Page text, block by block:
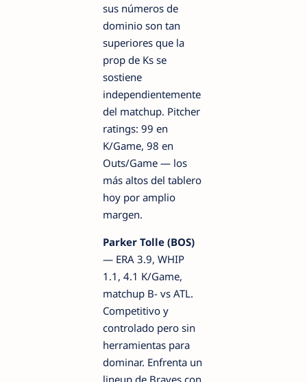
sus números de
dominio son tan
superiores que la
prop de Ks se
sostiene
independientemente
del matchup. Pitcher
ratings: 99 en
K/Game, 98 en
Outs/Game — los
más altos del tablero
hoy por amplio
margen.
Parker Tolle (BOS)
— ERA 3.9, WHIP
1.1, 4.1 K/Game,
matchup B- vs ATL.
Competitivo y
controlado pero sin
herramientas para
dominar. Enfrenta un